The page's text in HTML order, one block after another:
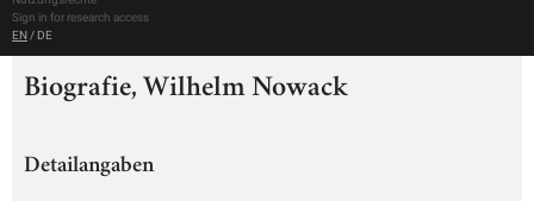
Sign in for research access
EN / DE
Biografie, Wilhelm Nowack
Detailangaben